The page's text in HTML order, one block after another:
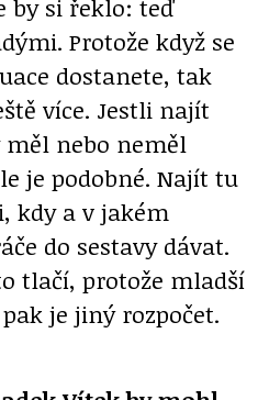
by si řeklo: teď
Protože když se
dostanete, tak
více. Jestli najít
nebo neměl
je podobné. Najít tu
kdy a v jakém
do sestavy dávat.
tlačí, protože mladší
je jiný rozpočet.